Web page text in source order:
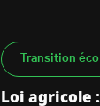
Transition
Loi agricole